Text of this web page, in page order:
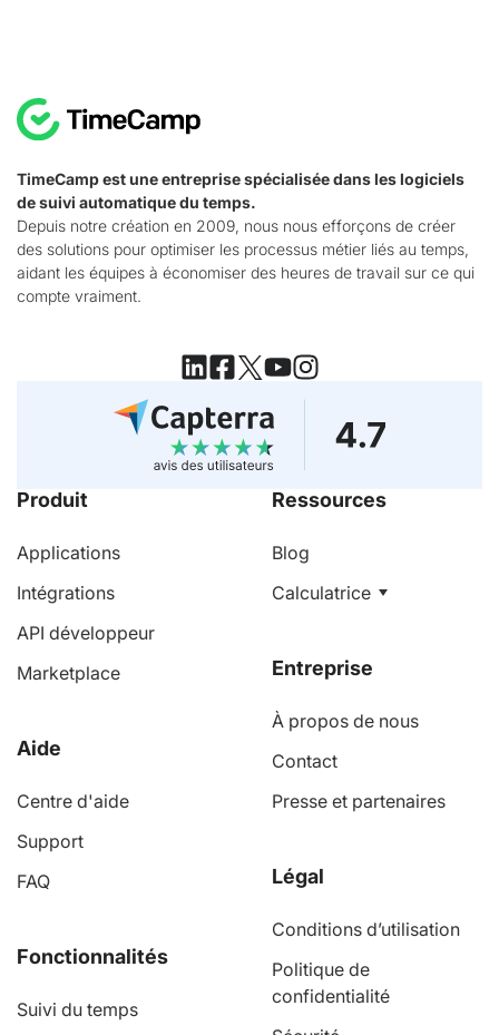
TimeCamp est une entreprise spécialisée dans les logiciels
de suivi automatique du temps.
Depuis notre création en 2009, nous nous efforçons de créer
des solutions pour optimiser les processus métier liés au temps,
aidant les équipes à économiser des heures de travail sur ce qui
compte vraiment.
Produit
Applications
Intégrations
API développeur
Marketplace
Aide
Centre d'aide
Support
FAQ
Fonctionnalités
Suivi du temps
Ressources
Blog
Calculatrice
Entreprise
À propos de nous
Contact
Presse et partenaires
Légal
Conditions d’utilisation
Politique de
confidentialité